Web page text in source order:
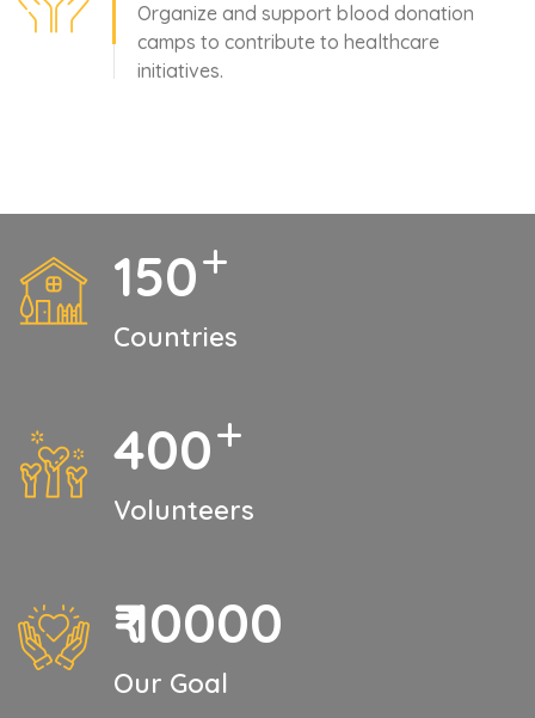
Organize and support blood donation
camps to contribute to healthcare
initiatives.
150
Countries
400
Volunteers
₹10000
Our Goal